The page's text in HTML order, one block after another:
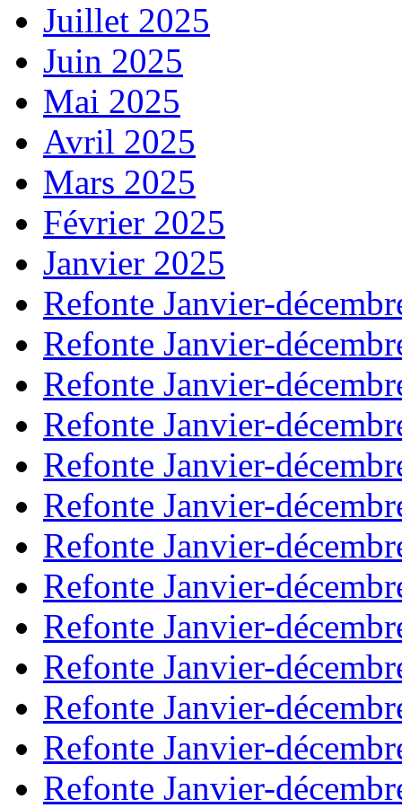
Juillet 2025
Juin 2025
Mai 2025
Avril 2025
Mars 2025
Février 2025
Janvier 2025
Refonte Janvier-
Refonte Janvier-
Refonte Janvier-
Refonte Janvier-
Refonte Janvier-
Refonte Janvier-
Refonte Janvier-
Refonte Janvier-
Refonte Janvier-
Refonte Janvier-
Refonte Janvier-
Refonte Janvier-
Refonte Janvier-